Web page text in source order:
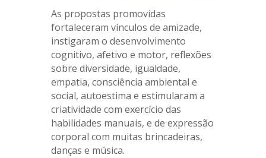
As propostas promovidas
fortaleceram vínculos de amizade,
instigaram o desenvolvimento
cognitivo, afetivo e motor, reflexões
sobre diversidade, igualdade,
empatia, consciência ambiental e
social, autoestima e estimularam a
criatividade com exercício das
habilidades manuais, e de expressão
corporal com muitas brincadeiras,
danças e música.